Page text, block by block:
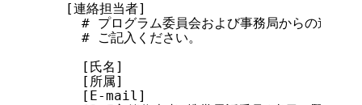
   [連絡担当者]
# プログラム委員会および事務局からの連絡を
     # ご記入ください。
     [氏名]
     [所属]
     [E-mail]